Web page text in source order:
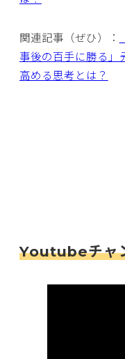
関連記事（ぜひ）：
事後の百手に勝る」
高める思考とは？
Youtubeチャ